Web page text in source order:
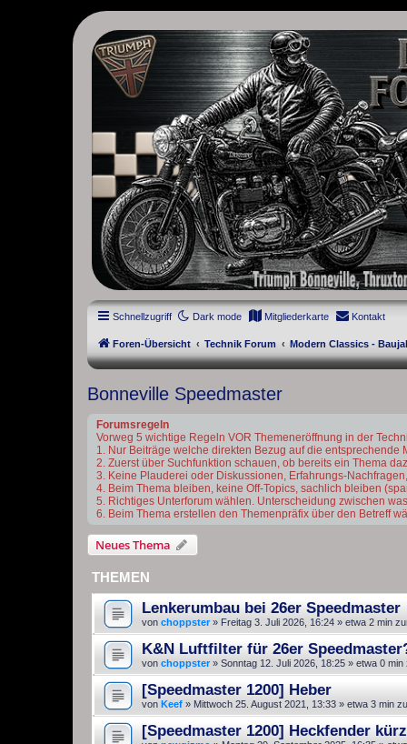
thruxton-forum.de
DAS FORUM! Alles rund um die Triumph Modern Classic
Street Cup, America und Speedmaster.
Schnellzugriff Dark mode Mitgliederkarte Kontakt
Foren-Übersicht Technik Forum Modern Classics -
Bonneville Speedmaster
Forumsregeln
Vorweg 5 wichtige Regeln VOR Themeneröffnung in der
1. Nur Beiträge welche direkten Bezug auf die entsprechende
2. Zuerst über Suchfunktion schauen, ob bereits ein Thema
3. Keine Plauderei oder Diskussionen, Erfahrungs-
4. Beim Thema bleiben, keine Off-Topics, sachlich bleiben
5. Richtiges Unterforum wählen. Unterscheidung zwischen
6. Beim Thema erstellen den Themenpräfix über den Betreff
Neues Thema
THEMEN
Lenkerumbau bei 26er Speedmaster
von choppster» Freitag 3. Juli 2026, 16:24 » etwa 2 min
K&N Luftfilter für 26er
von choppster» Sonntag 12. Juli 2026, 18:25 » etwa 0 min
[Speedmaster 1200] Heber
von Keef » Mittwoch 25. August 2021, 13:33 » etwa 3 min
[Speedmaster 1200] Heckfender